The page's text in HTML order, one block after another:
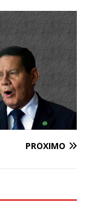
PRÓXIMO